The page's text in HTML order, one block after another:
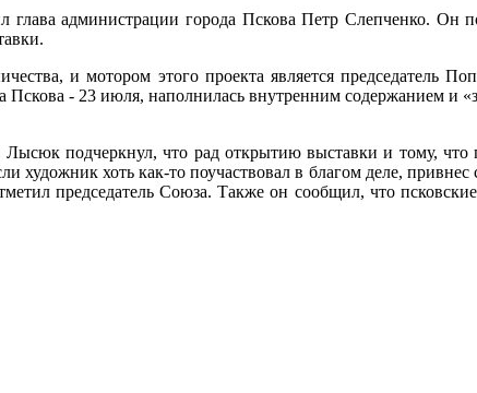
глава администрации города Пскова Петр Слепченко. Он
и мотором этого проекта является председатель
- 23 июля, наполнилась внутренним содержанием и
подчеркнул, что рад открытию выставки и тому, что
художник хоть как-то поучаствовал в благом деле,
председатель Союза. Также он сообщил, что